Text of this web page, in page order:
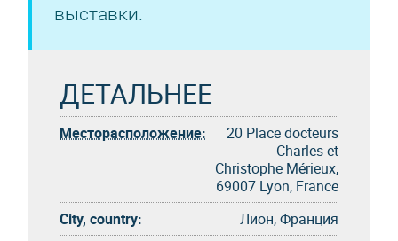
выставки.
ДЕТАЛЬНЕЕ
Месторасположение:
20 Place docteurs
Charles et
Christophe Mérieux,
69007 Lyon, France
City, country:
Лион, Франция